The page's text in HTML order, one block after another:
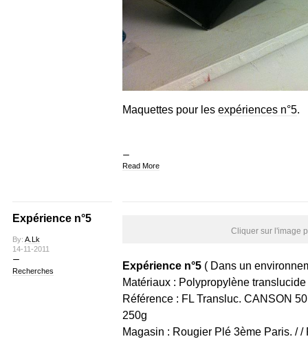
Maquettes pour les expériences n°5.
Read More
Expérience n°5
By: A.Lk
14-11-2011
Recherches
Cliquer sur l'image
Expérience n°5( Dans un
Matériaux : Polypropylène
Référence : FL Transluc. CANSON
250g
Magasin : Rougier Plé 3ème Paris. / /